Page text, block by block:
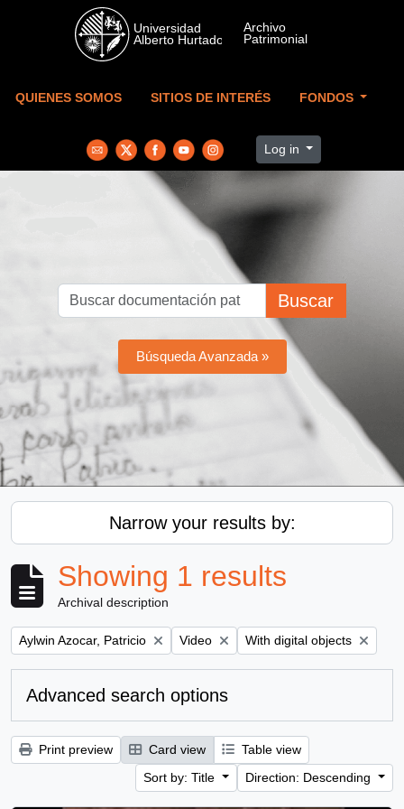
Skip to main content
QUIENES SOMOS SITIOS DE INTERÉS FONDOS
Log in
Buscar
Búsqueda Avanzada »
Narrow your results by:
Showing 1 results
Archival description
Remove filter:
Aylwin Azocar, Patricio Remove filter:
Video Remove filter:
With digital objects
Advanced search options
Print preview Card view
Table view
Sort by: Title
Direction: Descending